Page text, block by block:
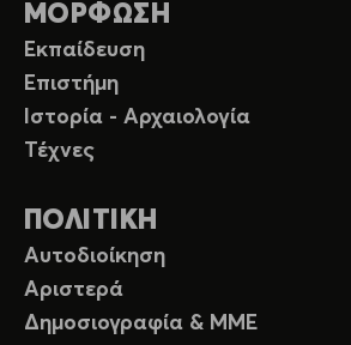
ΜΟΡΦΩΣΗ
Εκπαίδευση
Επιστήμη
Ιστορία - Αρχαιολογία
Τέχνες
ΠΟΛΙΤΙΚΗ
Αυτοδιοίκηση
Αριστερά
Δημοσιογραφία & ΜΜΕ